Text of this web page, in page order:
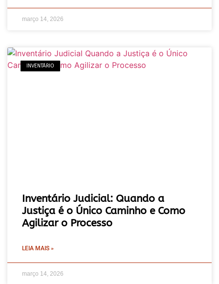
março 14, 2026
INVENTÁRIO
Inventário Judicial: Quando a
Justiça é o Único Caminho e Como
Agilizar o Processo
LEIA MAIS »
março 14, 2026